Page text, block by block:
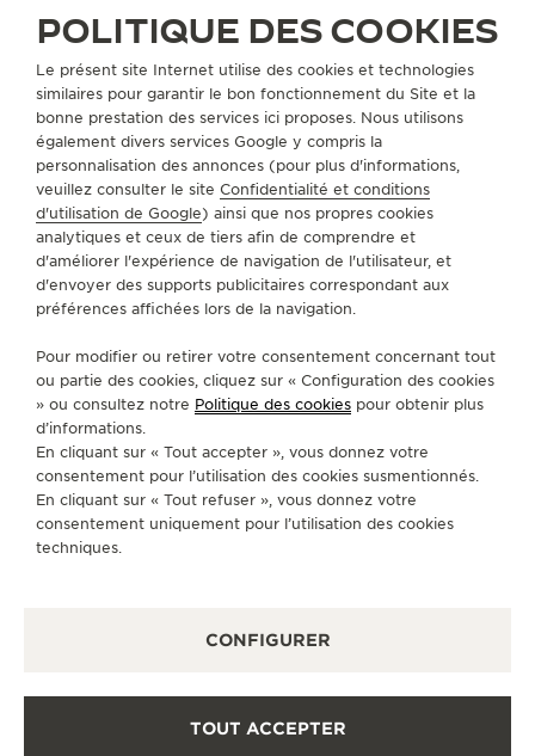
BRACELETSQC1364V2
SUIVEZ-NOUS
S'INSCRIRE À LA NEWSLETTER
A PROPOS DE NOUS
SERVICES
CONTACT
POLITIQUE DE CONFIDENTIALITÉ
FICHE RELATIVE AUX QUALITÉS ET CARACTÉRISTIQUES
POLITIQUE DES COOKIES
Le présent site Internet utilise des cookies et technologies
similaires pour garantir le bon fonctionnement du Site et la
bonne prestation des services ici proposes. Nous utilisons
également divers services Google y compris la
personnalisation des annonces (pour plus d'informations,
veuillez consulter le site Confidentialité et conditions
d'utilisation de Google) ainsi que nos propres cookies
analytiques et ceux de tiers afin de comprendre et
d'améliorer l'expérience de navigation de l'utilisateur, et
d'envoyer des supports publicitaires correspondant aux
préférences affichées lors de la navigation.
Pour modifier ou retirer votre consentement concernant tout
ou partie des cookies, cliquez sur « Configuration des cookies
» ou consultez notre Politique des cookies pour obtenir plus
d’informations.
En cliquant sur « Tout accepter », vous donnez votre
consentement pour l’utilisation des cookies susmentionnés.
En cliquant sur « Tout refuser », vous donnez votre
consentement uniquement pour l’utilisation des cookies
techniques.
CONFIGURER
TOUT ACCEPTER